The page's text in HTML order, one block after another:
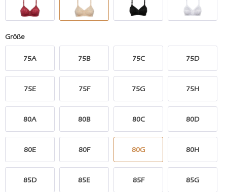
Größe
75A 75B 75C 75D
75E 75F 75G 75H
80A 80B 80C 80D
80E 80F 80G 80H
85D 85E 85F 85G